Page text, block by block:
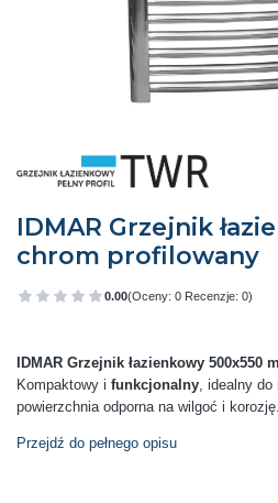
IDMAR Grzejnik
chrom profilowany
0.00(Oceny: 0 Recenzje: 0)
Przejdź do sekcji Opinie
IDMAR Grzejnik łazienkowy 500x550
Kompaktowy i funkcjonalny, idealny do
powierzchnia odporna na wilgoć i korozję.
Przejdź do pełnego opisu